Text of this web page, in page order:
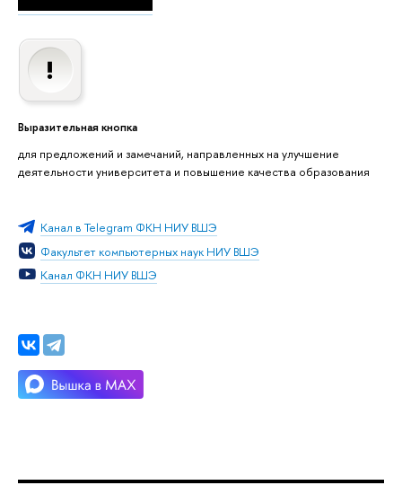
Выразительная кнопка
для предложений и замечаний, направленных на улучшение
деятельности университета и повышение качества образования
Канал в Telegram ФКН НИУ ВШЭ
Факультет компьютерных наук НИУ ВШЭ
Канал ФКН НИУ ВШЭ